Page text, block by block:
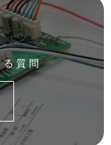
る質問